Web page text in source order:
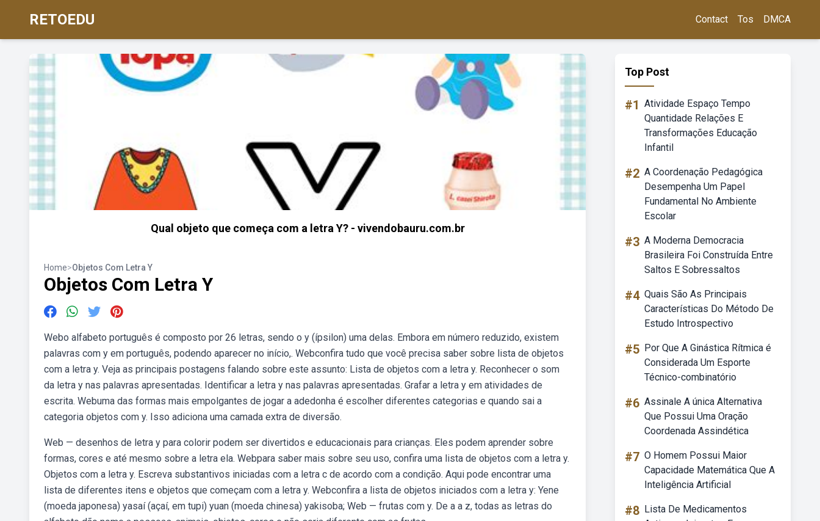
RETOEDU Contact Tos DMCA
Qual objeto que começa com a letra Y? - vivendobauru.com.br
Home>Objetos Com Letra Y
Objetos Com Letra Y
Webo alfabeto português é composto por 26 letras, sendo o y (ípsilon) uma delas. Embora em número reduzido, existem
palavras com y em português, podendo aparecer no início,. Webconfira tudo que você precisa saber sobre lista de objetos
com a letra y. Veja as principais postagens falando sobre este assunto: Lista de objetos com a letra y. Reconhecer o som
da letra y nas palavras apresentadas. Identificar a letra y nas palavras apresentadas. Grafar a letra y em atividades de
escrita. Webuma das formas mais empolgantes de jogar a adedonha é escolher diferentes categorias e quando sai a
categoria objetos com y. Isso adiciona uma camada extra de diversão.
Web — desenhos de letra y para colorir podem ser divertidos e educacionais para crianças. Eles podem aprender sobre
formas, cores e até mesmo sobre a letra ela. Webpara saber mais sobre seu uso, confira uma lista de objetos com a letra y.
Objetos com a letra y. Escreva substantivos iniciadas com a letra c de acordo com a condição. Aqui pode encontrar uma
lista de diferentes itens e objetos que começam com a letra y. Webconfira a lista de objetos iniciados com a letra y: Yene
(moeda japonesa) yasaí (açaí, em tupi) yuan (moeda chinesa) yakisoba; Web — frutas com y. De a a z, todas as letras do
Top Post
#1 Atividade Espaço Tempo
Quantidade Relações E
Transformações Educação
Infantil
#2 A Coordenação Pedagógica
Desempenha Um Papel
Fundamental No Ambiente
Escolar
#3 A Moderna Democracia
Brasileira Foi Construída Entre
Saltos E Sobressaltos
#4 Quais São As Principais
Características Do Método De
Estudo Introspectivo
#5 Por Que A Ginástica Rítmica é
Considerada Um Esporte
Técnico-combinatório
#6 Assinale A única Alternativa
Que Possui Uma Oração
Coordenada Assindética
#7 O Homem Possui Maior
Capacidade Matemática Que A
Inteligência Artificial
#8 Lista De Medicamentos